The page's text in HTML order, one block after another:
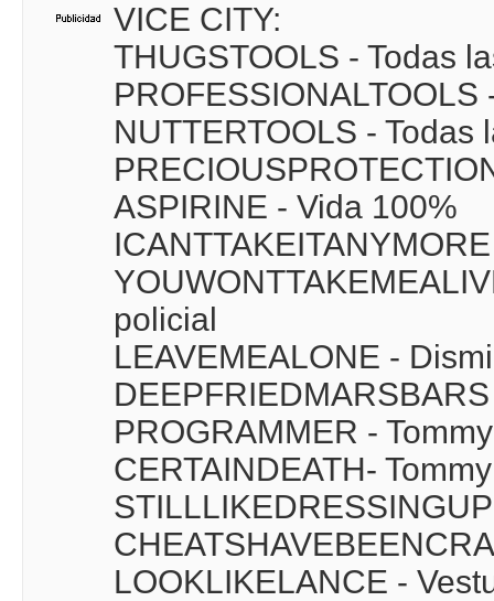
VICE CITY:
THUGSTOOLS - Todas
PROFESSIONALTOOLS
NUTTERTOOLS - Todas
ASPIRINE - Vida 100%
policial
LEAVEMEALONE -
PROGRAMMER -
CERTAINDEATH-
LOOKLIKELANCE -